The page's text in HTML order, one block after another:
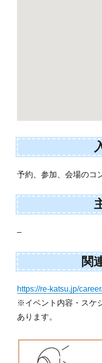
予約、参加、会場のコ
–
関
https://re-katsu.jp/
※イベント内容・スケ
あります。